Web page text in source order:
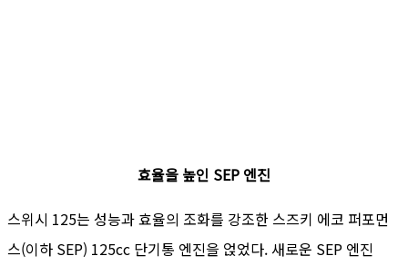
효율을 높인 SEP 엔진
스위시 125는 성능과 효율의 조화를 강조한 스즈키 에코 퍼포먼
스(이하 SEP) 125cc 단기통 엔진을 얹었다. 새로운 SEP 엔진